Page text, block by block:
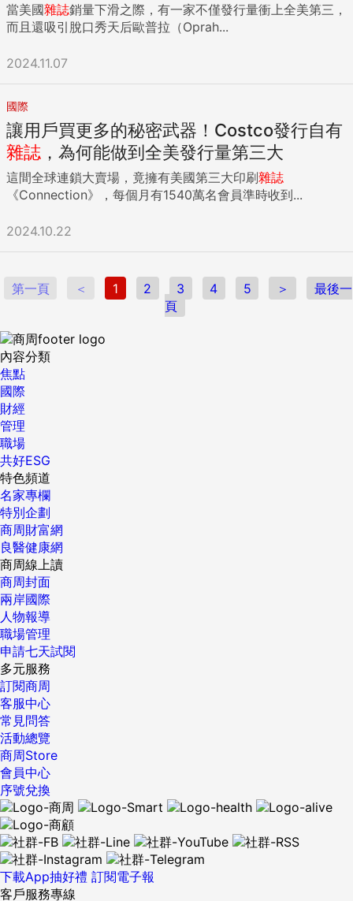
當美國雜誌銷量下滑之際，有一家不僅發行量衝上全美第三，
而且還吸引脫口秀天后歐普拉（Oprah...
2024.11.07
國際
讓用戶買更多的秘密武器！Costco發行自有
雜誌 ，為何能做到全美發行量第三大
這間全球連鎖大賣場，竟擁有美國第三大印刷雜誌
《Connection》，每個月有1540萬名會員準時收到...
2024.10.22
第一頁 ＜ 1 2 3 4 5 ＞
最後一
頁
內容分類
焦點
國際
財經
管理
職場
共好ESG
特色頻道
名家專欄
特別企劃
商周財富網
良醫健康網
商周線上讀
商周封面
兩岸國際
人物報導
職場管理
申請七天試閱
多元服務
訂閱商周
客服中心
常見問答
活動總覽
商周Store
會員中心
序號兌換
下載App抽好禮 訂閱電子報
客戶服務專線